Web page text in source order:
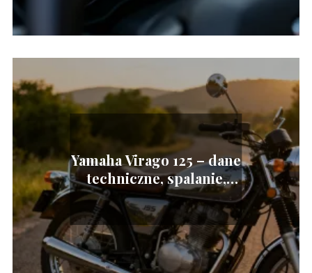
Yamaha Virago 125 – dane
techniczne, spalanie,
opinie